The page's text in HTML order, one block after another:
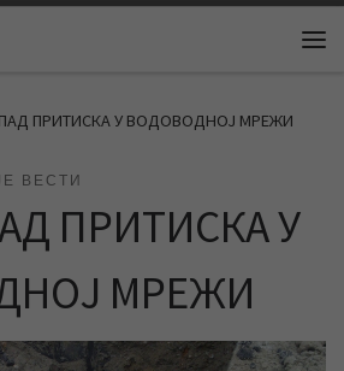
ПРИТИСКА У ВОДОВОДНОЈ МРЕЖИ
ВЕСТИ
ПРИТИСКА У
МРЕЖИ